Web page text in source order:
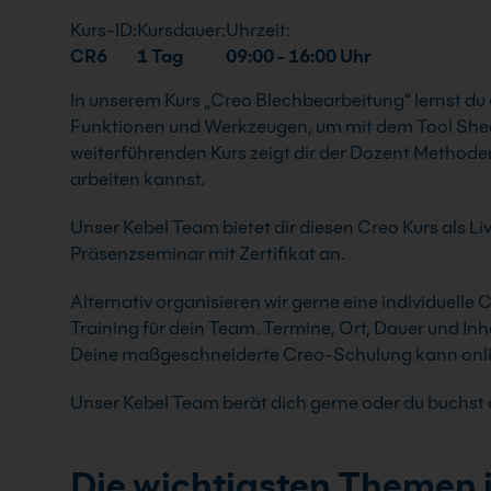
Kurs-ID:
CR6
Kursdauer:
1 Tag
Uhrzeit:
09:00 - 16:00 Uhr
In unserem Kurs „Creo Blechbearbeitung“ lernst
Funktionen und Werkzeugen, um mit dem Tool
weiterführenden Kurs zeigt dir der Dozent
arbeiten kannst.
Unser Kebel Team bietet dir diesen Creo Kurs als
Präsenzseminar mit Zertifikat an.
Alternativ organisieren wir gerne eine individuelle
Training für dein Team. Termine, Ort, Dauer und
Deine maßgeschneiderte Creo-Schulung kann
Unser Kebel Team berät dich gerne oder du